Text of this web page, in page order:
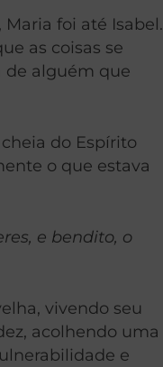
foi até Isabel.
as coisas se
de alguém que
do Espírito
o que estava
e bendito, o
vivendo seu
acolhendo uma
e